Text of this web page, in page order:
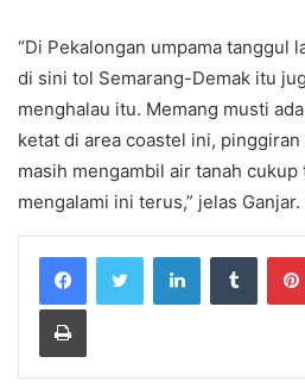
“Di Pekalongan umpama tanggul
di sini tol Semarang-Demak itu
menghalau itu. Memang musti
ketat di area coastel ini,
masih mengambil air tanah cukup
mengalami ini terus,” jelas
LinkedInTumblr
Print